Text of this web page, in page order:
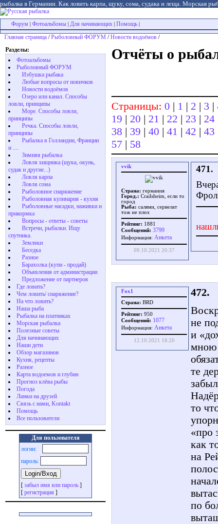
рыбалка в Германии. Как ловить карпа, щуку, сома, судака и леща. Морская
Форум Фотоальбомы Для начинающих Помощь
Главная страница /Рыболовный ФОРУМ /Новости водоёмов /
Разделы:
Фотоальбомы
Рыболовный ФОРУМ
Избушка рыбака
Любые вопросы от новичков
Новости водоёмов
Озеро или канал. Способы
ловли, принципы
Море. Способы ловли,
принципы
Речка. Способы ловли,
принципы
Рыбалка в Голландии, Франции
и ....
Зимняя рыбалка
Ловля хищника (щука, окунь,
судак и другие...)
Ловля карпа
Ловля сома
Рыболовное снаряжение
Рыболовная кулинария - кухня
Рыболовные насадки, наживки и
прикормка
Вопросы - ответы - советы
Встречи, рыбалки. Ищу
спутника.
Земляки
Беседка
Разное
Барахолка (купи - продай)
Объявления от администрации
Предложение от партнеров
Где ловить?
Чем ловить/ снаряжение?
На что ловить?
Наша рыба
Рыбалка на платниках
Морская рыбалка
Полезные советы
Для начинающих
Наши дети
Обзор магазинов
Кухня, рецепты
Разное
Карта водоемов и глубин
Прогноз клёва рыбы
Погода
Линки на друзей
Связь с нами, Kontakt
Помощь
Все пользователи
Для пользователя
логин:
пароль:
[ забыл имя или пароль ]
[ регистрация ]
Отчёты о
Страницы: 0 | 1 | 2 | 3 |
19 | 20 | 21 | 22 | 23 | 24
38 | 39 | 40 | 41 | 42 | 43
57 | 58
vvik
Страна: германия
Город.: Crailsheim, если то
город
Рыба: салями, сервелат
тож не плох
Рейтинг: 1881
Сообщений: 3799
Информация: Aнкета
09.10.2021 20:37
471.
Fox1
Страна: BRD
Рейтинг: 950
Сообщений: 1077
Информация: Aнкета
12.10.2021 18:20
472.
не
и
мною
те
то
«про
как
на
по